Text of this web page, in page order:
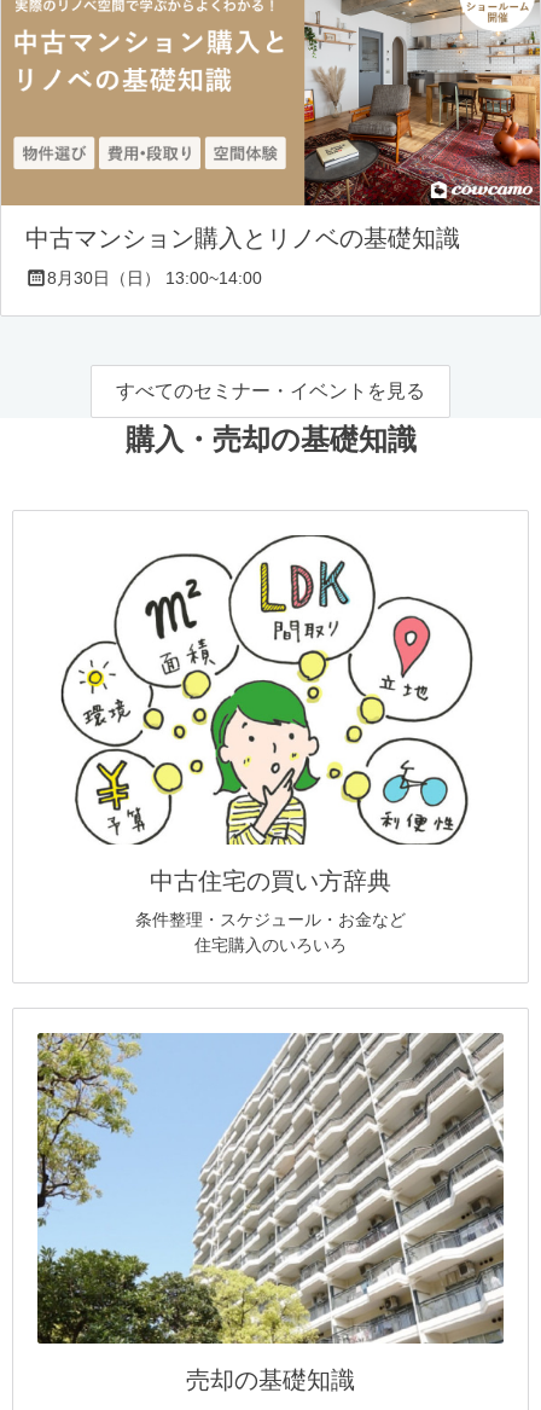
中古マンション購入とリノベの基礎知識
8月30日（日） 13:00~14:00
すべてのセミナー・イベントを見る
購入・売却の基礎知識
中古住宅の買い方辞典
条件整理・スケジュール・お金など
住宅購入のいろいろ
売却の基礎知識